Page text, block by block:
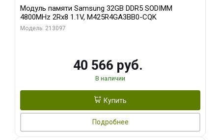
Модуль памяти Samsung 32GB DDR5 SODIMM
4800MHz 2Rx8 1.1V, M425R4GA3BB0-CQK
Модель: 213097
40 566 руб.
В наличии
Купить
Подробнее